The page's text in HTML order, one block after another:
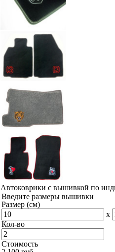
Автоковрики с вышивкой по
Введите размеры вышивки
Размер (см)
x
Кол-во
Стоимость